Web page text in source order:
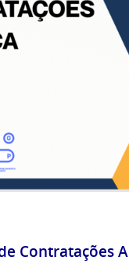
Contratações